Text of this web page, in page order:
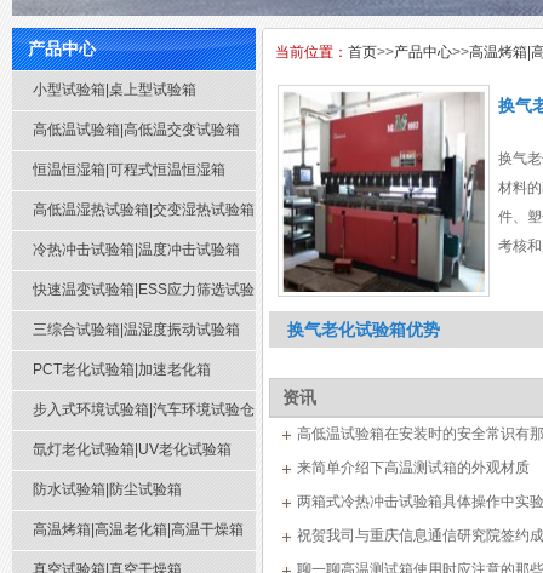
产品中心
小型试验箱|桌上型试验箱
高低温试验箱|高低温交变试验箱
恒温恒湿箱|可程式恒温恒湿箱
高低温湿热试验箱|交变湿热试验箱
冷热冲击试验箱|温度冲击试验箱
快速温变试验箱|ESS应力筛选试验
箱
三综合试验箱|温湿度振动试验箱
PCT老化试验箱|加速老化箱
步入式环境试验箱|汽车环境试验仓
氙灯老化试验箱|UV老化试验箱
防水试验箱|防尘试验箱
高温烤箱|高温老化箱|高温干燥箱
真空试验箱|真空干燥箱
当前位置： 首页>>产品中心>>高温烤箱|
换气
换气
材料
件、
考核
换气老化试验箱优势
资讯
高低温试验箱在安装时的安全常识有
来简单介绍下高温测试箱的外观材质
两箱式冷热冲击试验箱具体操作中实
么？祝贺我司与重庆信息通信研究院签约
聊一聊高温测试箱使用时应注意的那